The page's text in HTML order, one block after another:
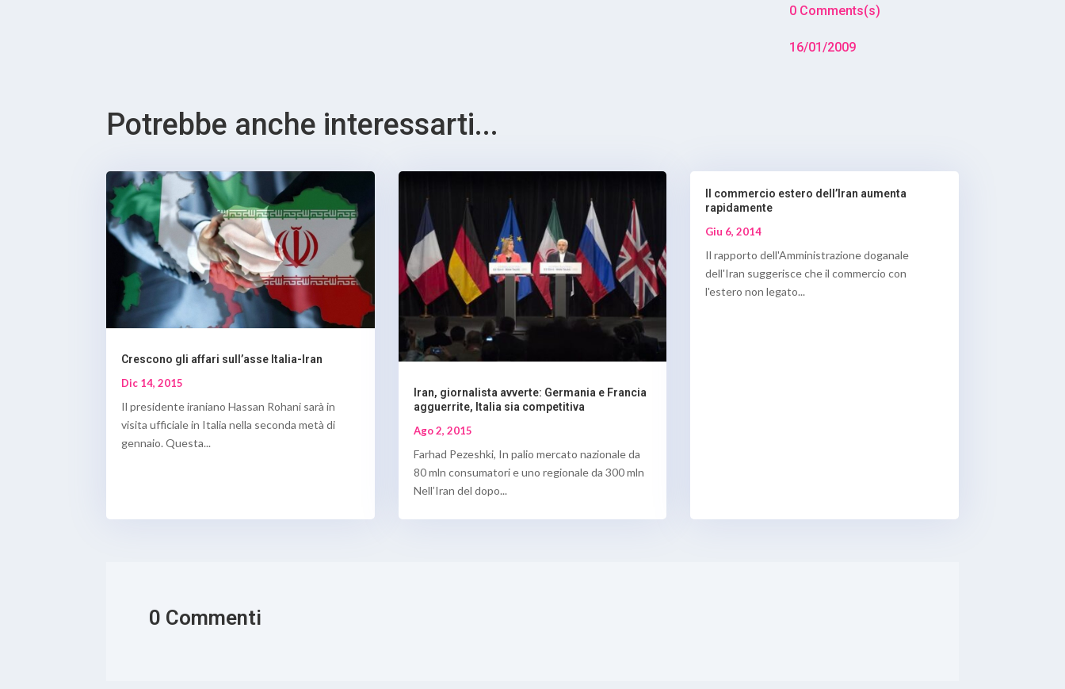
0 Comments(s)
16/01/2009
Potrebbe anche interessarti...
Crescono gli affari sull’asse Italia-Iran
Dic 14, 2015
Il presidente iraniano Hassan Rohani sarà in
visita ufficiale in Italia nella seconda metà di
gennaio. Questa...
Iran, giornalista avverte: Germania e Francia
agguerrite, Italia sia competitiva
Ago 2, 2015
Farhad Pezeshki, In palio mercato nazionale da
80 mln consumatori e uno regionale da 300 mln
Nell’Iran del dopo...
Il commercio estero dell’Iran aumenta
rapidamente
Giu 6, 2014
Il rapporto dell'Amministrazione doganale
dell'Iran suggerisce che il commercio con
l'estero non legato...
0 Commenti